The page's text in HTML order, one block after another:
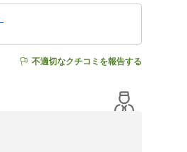
不適切なクチコミを報告する